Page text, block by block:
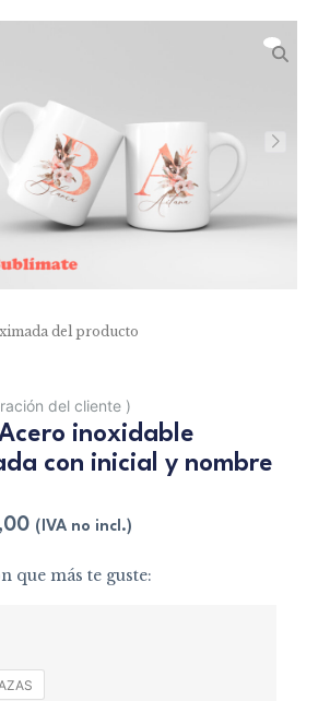
del producto
del cliente )
inoxidable
con inicial y nombre
(IVA no incl.)
que más te guste: